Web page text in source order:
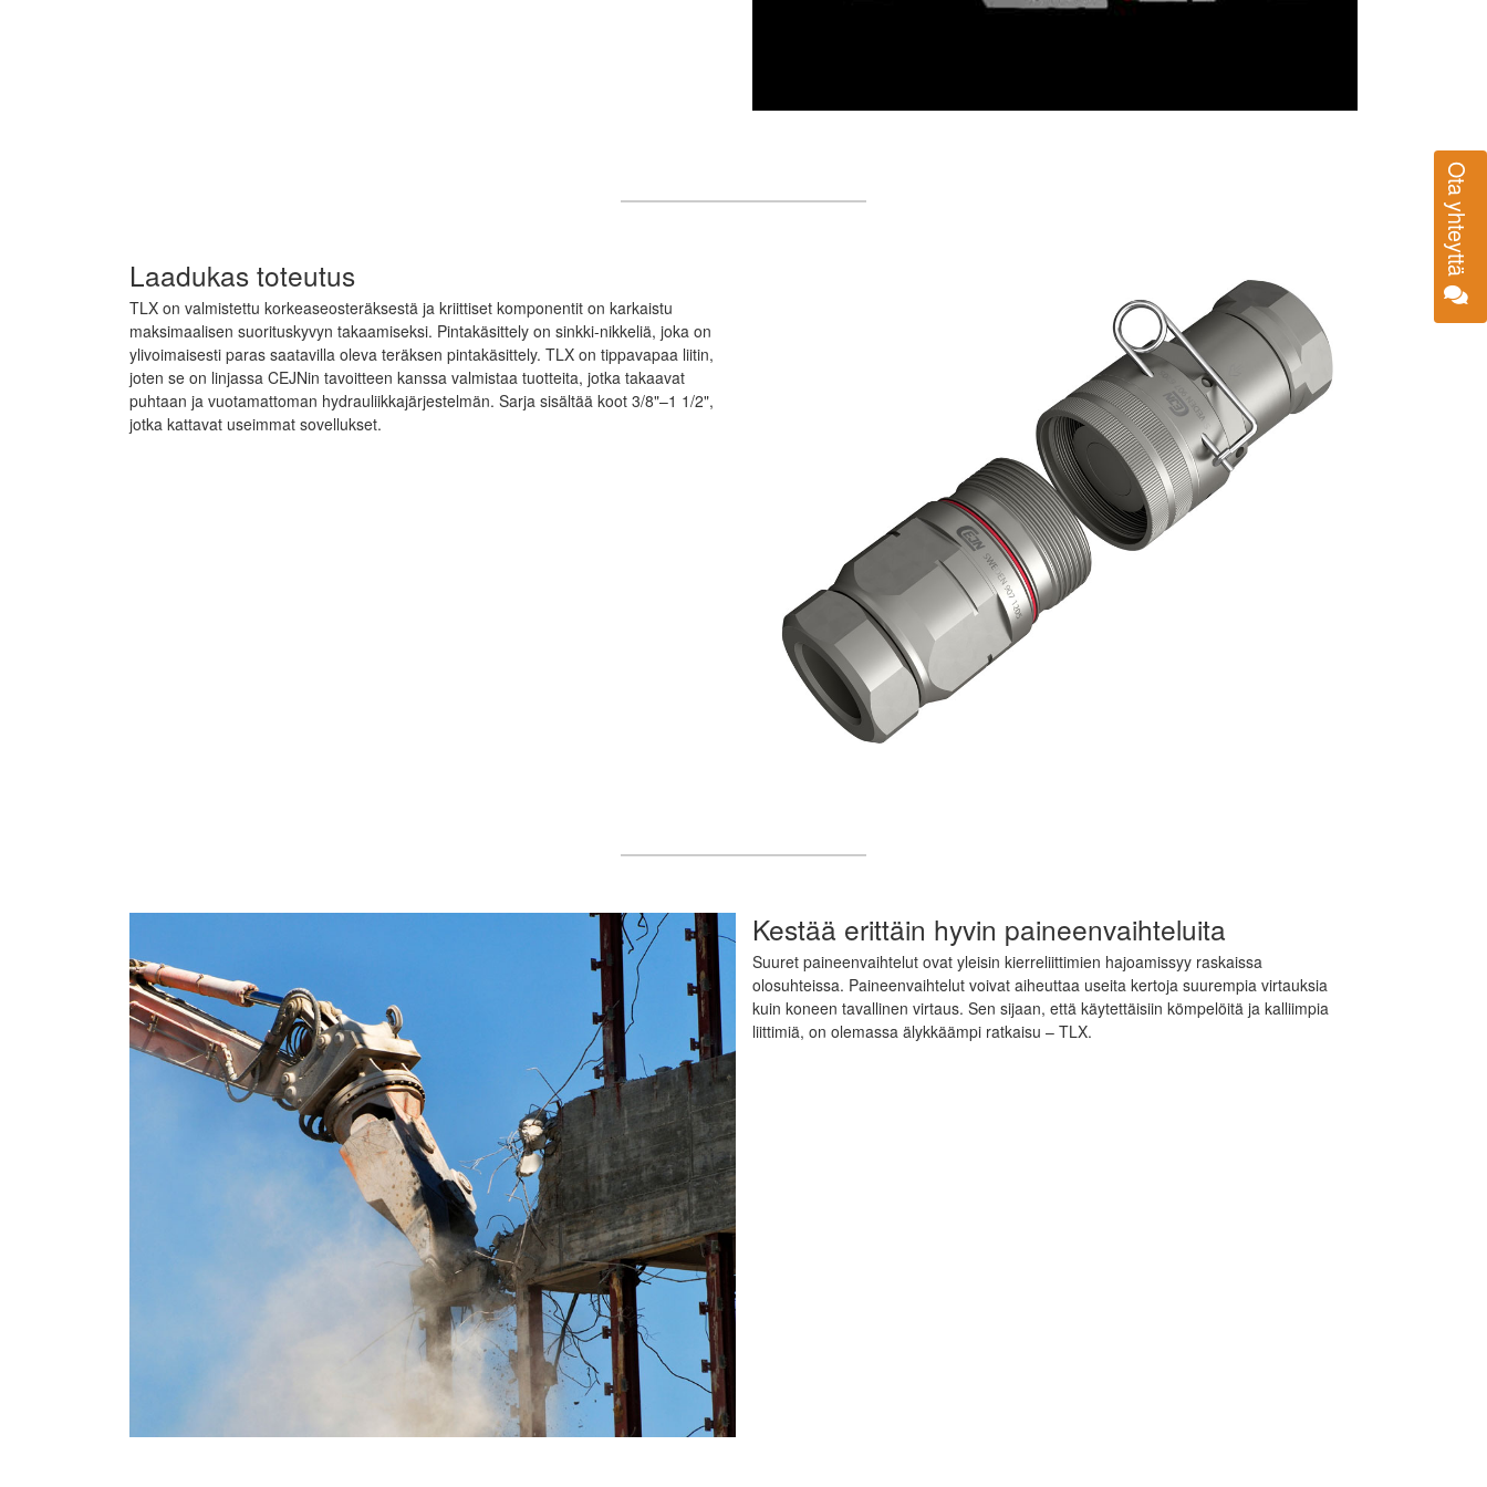
Ota yhteyttä
Laadukas toteutus
TLX on valmistettu korkeaseosteräksestä ja kriittiset komponentit on karkaistu
maksimaalisen suorituskyvyn takaamiseksi. Pintakäsittely on sinkki-nikkeliä, joka on
ylivoimaisesti paras saatavilla oleva teräksen pintakäsittely. TLX on tippavapaa liitin,
joten se on linjassa CEJNin tavoitteen kanssa valmistaa tuotteita, jotka takaavat
puhtaan ja vuotamattoman hydrauliikkajärjestelmän. Sarja sisältää koot 3/8"–1 1/2",
jotka kattavat useimmat sovellukset.
Kestää erittäin hyvin paineenvaihteluita
Suuret paineenvaihtelut ovat yleisin kierreliittimien hajoamissyy raskaissa
olosuhteissa. Paineenvaihtelut voivat aiheuttaa useita kertoja suurempia virtauksia
kuin koneen tavallinen virtaus. Sen sijaan, että käytettäisiin kömpelöitä ja kalliimpia
liittimiä, on olemassa älykkäämpi ratkaisu – TLX.